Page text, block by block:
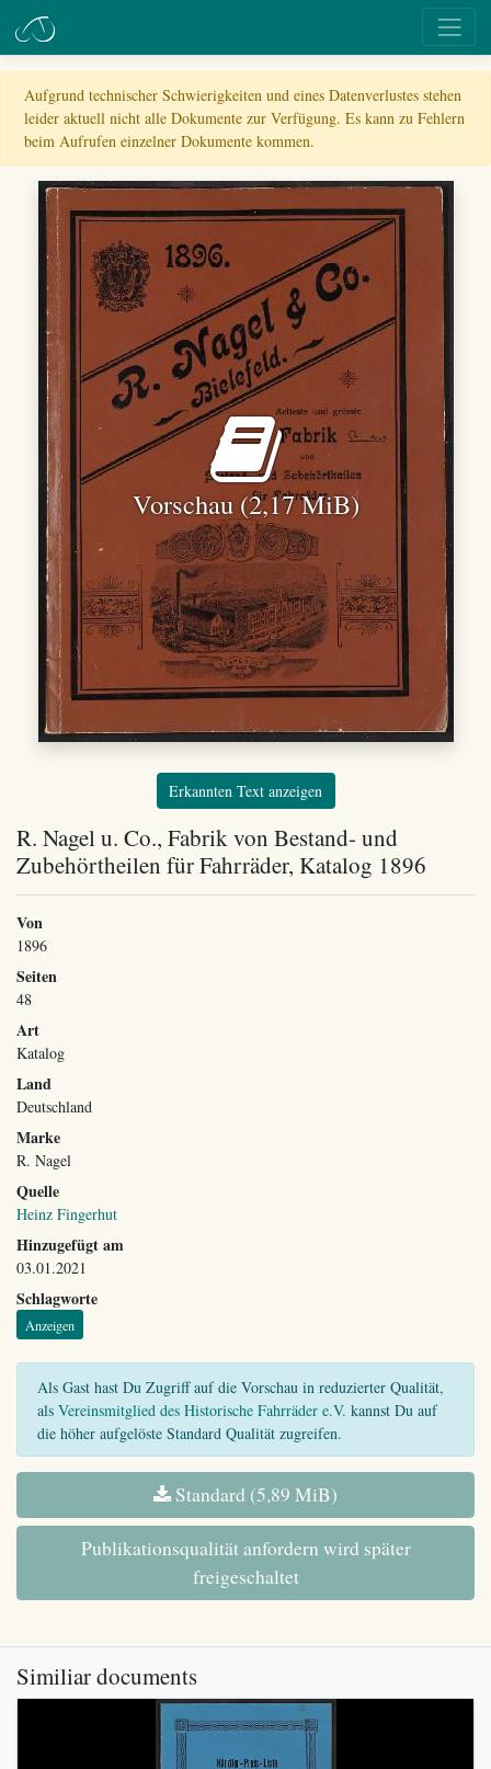
Aufgrund technischer Schwierigkeiten und eines Datenverlustes stehen
leider aktuell nicht alle Dokumente zur Verfügung. Es kann zu Fehlern
beim Aufrufen einzelner Dokumente kommen.
Vorschau (2,17 MiB)
Erkannten Text anzeigen
R. Nagel u. Co., Fabrik von Bestand- und
Zubehörtheilen für Fahrräder, Katalog 1896
Von
1896
Seiten
48
Art
Katalog
Land
Deutschland
Marke
R. Nagel
Quelle
Heinz Fingerhut
Hinzugefügt am
03.01.2021
Schlagworte
Anzeigen
Als Gast hast Du Zugriff auf die Vorschau in reduzierter Qualität,
als Vereinsmitglied des Historische Fahrräder e.V. kannst Du auf
die höher aufgelöste Standard Qualität zugreifen.
Standard (5,89 MiB)
Publikationsqualität anfordern wird später
freigeschaltet
Similiar documents